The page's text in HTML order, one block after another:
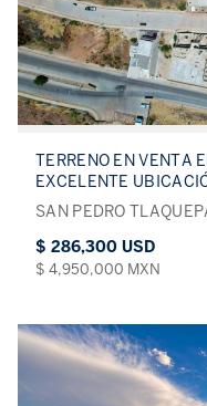
TERRENO EN VENTA
EXCELENTE
SAN PEDRO
$ 286,300 USD
$ 4,950,000 MXN